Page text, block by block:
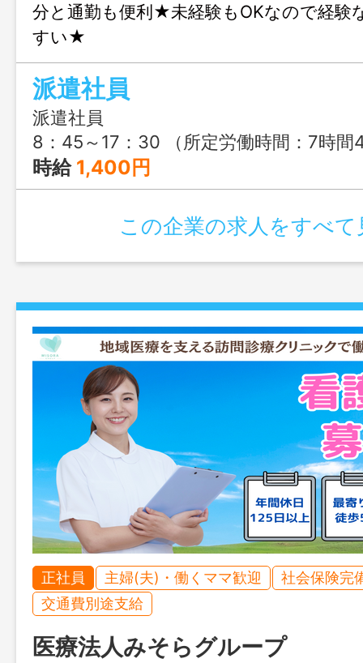
分と通勤も便利★未経験もOKなので経験
すい★
派遣社員
派遣社員
8：45～17：30 （所定労働時間：7時間45分） ※昼休憩：11：30～
時給 1,400円
この企業の求人をすべて
正社員 主婦(夫)・働くママ歓迎
社会保険完
交通費別途支給
医療法人みそらグループ